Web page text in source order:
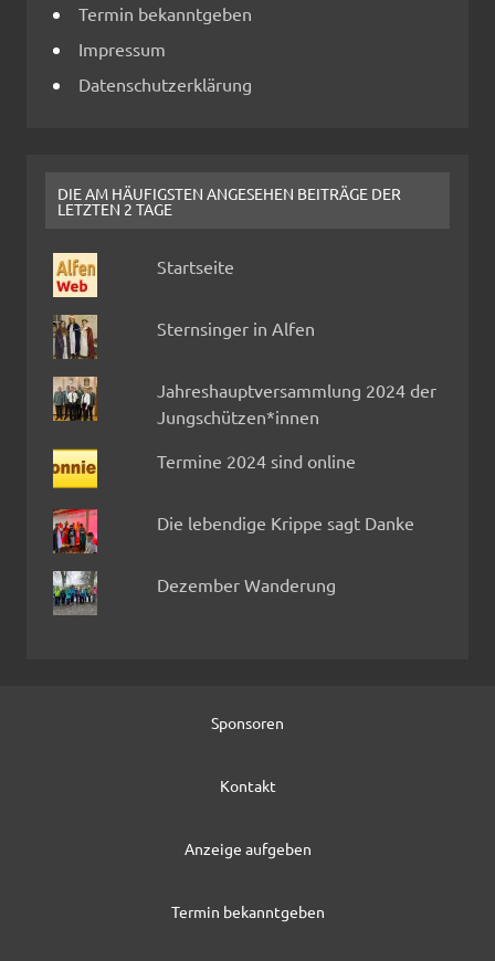
Termin bekanntgeben
Impressum
Datenschutzerklärung
DIE AM HÄUFIGSTEN ANGESEHEN BEITRÄGE DER
LETZTEN 2 TAGE
Startseite
Sternsinger in Alfen
Jahreshauptversammlung 2024 der
Jungschützen*innen
Termine 2024 sind online
Die lebendige Krippe sagt Danke
Dezember Wanderung
Sponsoren
Kontakt
Anzeige aufgeben
Termin bekanntgeben